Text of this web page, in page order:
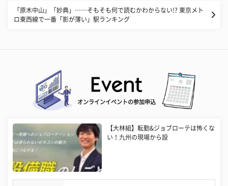
「原木中山」「妙典」……そもそも何で読むかわからない!? 東京メト
ロ東西線で一番「影が薄い」駅ランキング
オンラインイベントの参加申込
【大林組】転勤&ジョブローテは怖くな
い！九州の現場から設